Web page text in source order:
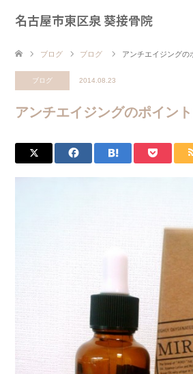
名古屋市東区泉 葵接骨院
ブログ ブログ アンチエイジングの
ブログ 2014.08.23
アンチエイジングのポイン